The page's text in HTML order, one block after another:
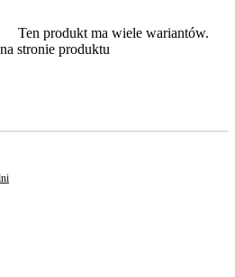
Ten produkt ma wiele wariantów.
stronie produktu